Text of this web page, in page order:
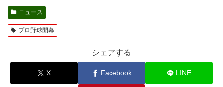
ニュース
プロ野球開幕
シェアする
X Facebook LINE